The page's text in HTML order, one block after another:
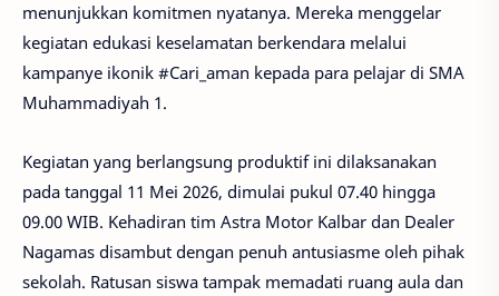
menunjukkan komitmen nyatanya. Mereka menggelar
kegiatan edukasi keselamatan berkendara melalui
kampanye ikonik #Cari_aman kepada para pelajar di SMA
Muhammadiyah 1.
Kegiatan yang berlangsung produktif ini dilaksanakan
pada tanggal 11 Mei 2026, dimulai pukul 07.40 hingga
09.00 WIB. Kehadiran tim Astra Motor Kalbar dan Dealer
Nagamas disambut dengan penuh antusiasme oleh pihak
sekolah. Ratusan siswa tampak memadati ruang aula dan